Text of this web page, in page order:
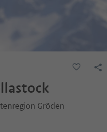
Gröden